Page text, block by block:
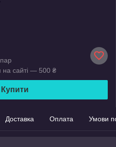
на сайті — 500 ₴
Купити
Доставка Оплата Умови